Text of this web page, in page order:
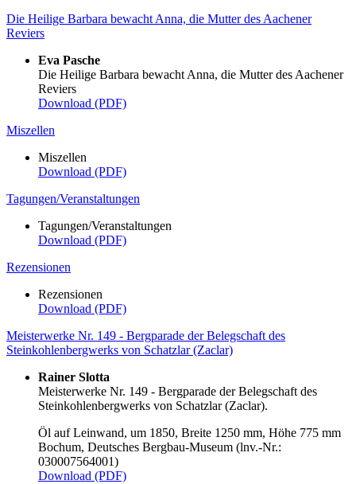
Die Heilige Barbara bewacht Anna, die Mutter des Aachener
Reviers
Eva Pasche
Die Heilige Barbara bewacht Anna, die Mutter des Aachener
Reviers
Download (PDF)
Miszellen
Miszellen
Download (PDF)
Tagungen/Veranstaltungen
Tagungen/Veranstaltungen
Download (PDF)
Rezensionen
Rezensionen
Download (PDF)
Meisterwerke Nr. 149 - Bergparade der Belegschaft des
Steinkohlenbergwerks von Schatzlar (Zaclar)
Rainer Slotta
Meisterwerke Nr. 149 - Bergparade der Belegschaft des
Steinkohlenbergwerks von Schatzlar (Zaclar).
Öl auf Leinwand, um 1850, Breite 1250 mm, Höhe 775 mm
Bochum, Deutsches Bergbau-Museum (lnv.-Nr.:
030007564001)
Download (PDF)